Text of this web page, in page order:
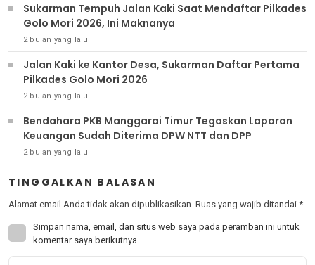
Sukarman Tempuh Jalan Kaki Saat Mendaftar Pilkades
Golo Mori 2026, Ini Maknanya
2 bulan yang lalu
Jalan Kaki ke Kantor Desa, Sukarman Daftar Pertama
Pilkades Golo Mori 2026
2 bulan yang lalu
Bendahara PKB Manggarai Timur Tegaskan Laporan
Keuangan Sudah Diterima DPW NTT dan DPP
2 bulan yang lalu
TINGGALKAN BALASAN
Alamat email Anda tidak akan dipublikasikan. Ruas yang wajib ditandai *
Simpan nama, email, dan situs web saya pada peramban ini untuk
komentar saya berikutnya.